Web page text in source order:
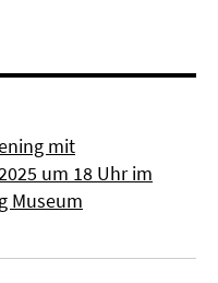
mit
um 18 Uhr im
Museum